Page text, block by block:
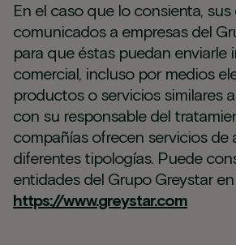
En el caso que lo consienta,
comunicados a empresas del
para que éstas puedan enviarle
comercial, incluso por medios
productos o servicios similares
con su responsable del
compañías ofrecen servicios de
diferentes tipologías. Puede
entidades del Grupo Greystar
https://www.greystar.com